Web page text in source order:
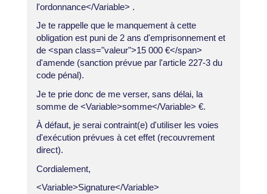
l'ordonnance</Variable> .
Je te rappelle que le manquement à cette
obligation est puni de 2 ans d'emprisonnement et
de <span class="valeur">15 000 €</span>
d'amende (sanction prévue par l'article 227-3 du
code pénal).
Je te prie donc de me verser, sans délai, la
somme de <Variable>somme</Variable> €.
À défaut, je serai contraint(e) d'utiliser les voies
d'exécution prévues à cet effet (recouvrement
direct).
Cordialement,
<Variable>Signature</Variable>